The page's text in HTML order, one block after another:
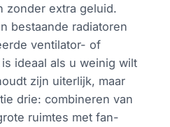
zonder extra geluid.
bestaande radiatoren
ventilator- of
ideaal als u weinig wilt
zijn uiterlijk, maar
drie: combineren van
ruimtes met fan-